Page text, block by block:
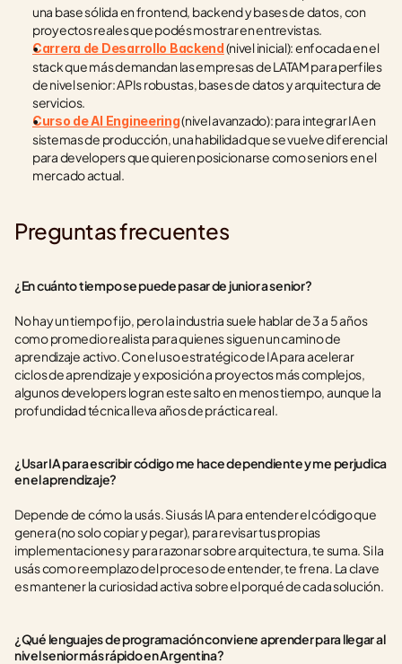
una base sólida en frontend, backend y bases de datos, con
proyectos reales que podés mostrar en entrevistas.
Carrera de Desarrollo Backend (nivel inicial): enfocada en el
stack que más demandan las empresas de LATAM para perfiles
de nivel senior: APIs robustas, bases de datos y arquitectura de
servicios.
Curso de AI Engineering (nivel avanzado): para integrar IA en
sistemas de producción, una habilidad que se vuelve diferencial
para developers que quieren posicionarse como seniors en el
mercado actual.
Preguntas frecuentes
¿En cuánto tiempo se puede pasar de junior a senior?
No hay un tiempo fijo, pero la industria suele hablar de 3 a 5 años
como promedio realista para quienes siguen un camino de
aprendizaje activo. Con el uso estratégico de IA para acelerar
ciclos de aprendizaje y exposición a proyectos más complejos,
algunos developers logran este salto en menos tiempo, aunque la
profundidad técnica lleva años de práctica real.
¿Usar IA para escribir código me hace dependiente y me perjudica
en el aprendizaje?
Depende de cómo la usás. Si usás IA para entender el código que
genera (no solo copiar y pegar), para revisar tus propias
implementaciones y para razonar sobre arquitectura, te suma. Si la
usás como reemplazo del proceso de entender, te frena. La clave
es mantener la curiosidad activa sobre el porqué de cada solución.
¿Qué lenguajes de programación conviene aprender para llegar al
nivel senior más rápido en Argentina?